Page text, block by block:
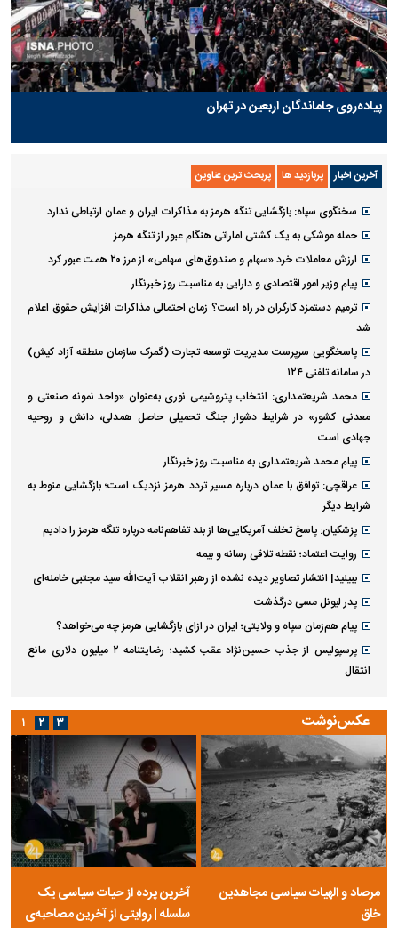
پیاده‌روی جاماندگان اربعین در تهران
آخرین اخبار پربازدید ها پربحث ترین عناوین
سخنگوی سپاه: بازگشایی تنگه هرمز به مذاکرات ایران و عمان ارتباطی ندارد
حمله موشکی به یک کشتی اماراتی هنگام عبور از تنگه هرمز
ارزش معاملات خرد «سهام و صندوق‌های سهامی» از مرز ۲۰ همت عبور کرد
پیام وزیر امور اقتصادی و دارایی به مناسبت روز خبرنگار
ترمیم دستمزد کارگران در راه است؟ زمان احتمالی مذاکرات افزایش حقوق اعلام
شد
پاسخگویی سرپرست مدیریت توسعه تجارت (گمرک سازمان منطقه آزاد کیش)
در سامانه تلفنی ۱۲۴
محمد شریعتمداری: انتخاب پتروشیمی نوری به‌عنوان «واحد نمونه صنعتی و
معدنی کشور» در شرایط دشوار جنگ تحمیلی حاصل همدلی، دانش و روحیه
جهادی است
پیام محمد شریعتمداری به مناسبت روز خبرنگار
عراقچی: توافق با عمان درباره مسیر تردد هرمز نزدیک است؛ بازگشایی منوط به
شرایط دیگر
پزشکیان: پاسخ تخلف آمریکایی‌ها از بند تفاهم‌نامه درباره تنگه هرمز را دادیم
روایت اعتماد؛ نقطه تلاقی رسانه و بیمه
ببینید| انتشار تصاویر دیده نشده از رهبر انقلاب آیت‌الله سید مجتبی خامنه‌ای
پدر لیونل مسی درگذشت
پیام هم‌زمان سپاه و ولایتی؛ ایران در ازای بازگشایی هرمز چه می‌خواهد؟
پرسپولیس از جذب حسین‌نژاد عقب کشید؛ رضایتنامه ۲ میلیون دلاری مانع
انتقال
عکس‌نوشت
مرصاد و الهیات سیاسی مجاهدین
خلق
آخرین پرده از حیات سیاسی یک
سلسله | روایتی از آخرین مصاحبه‌ی
۱ ۲ ۳